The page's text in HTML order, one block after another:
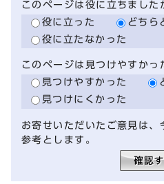
このページは役に立ちました
役に立った
どちら
役に立たなかった
このページは見つけやすかっ
見つけやすかった
見つけにくかった
お寄せいただいたご意見は、
参考とします。